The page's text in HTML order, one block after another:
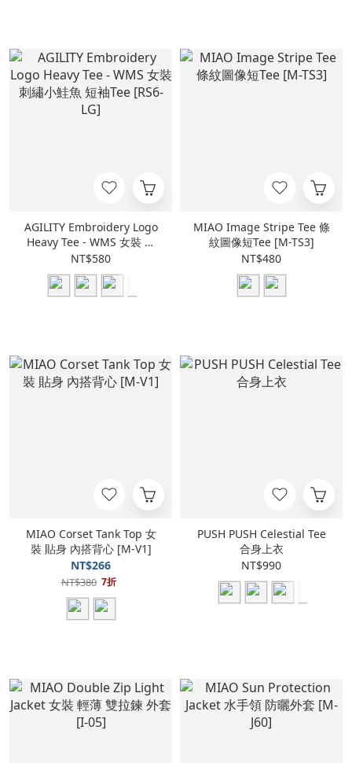
AGILITY Embroidery Logo
Heavy Tee - WMS 女裝 刺
繡小鮭魚 短袖Tee [RS6-LG]
NT$580
MIAO Image Stripe Tee 條
紋圖像短Tee [M-TS3]
NT$480
MIAO Corset Tank Top 女
裝 貼身 內搭背心 [M-V1]
NT$266
NT$380 7折
PUSH PUSH Celestial Tee
合身上衣
NT$990